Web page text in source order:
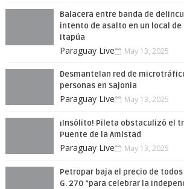
Balacera entre banda de
intento de asalto en un local
Itapúa
Paraguay Live May 13, 2025
Desmantelan red de
personas en Sajonia
Paraguay Live May 13, 2025
¡Insólito! Pileta obstaculizó el
Puente de la Amistad
Paraguay Live May 13, 2025
Petropar baja el precio de
G. 270 “para celebrar la